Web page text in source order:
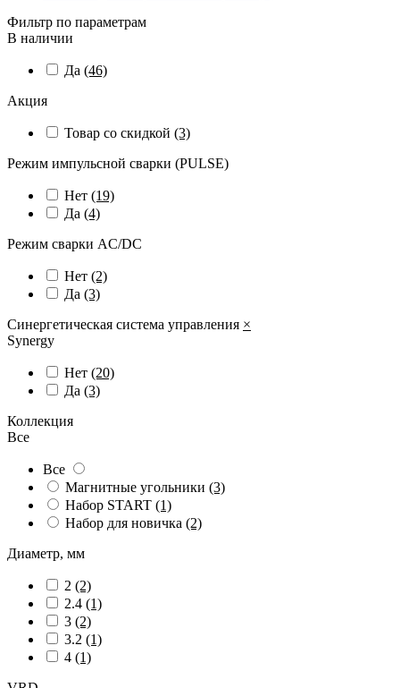
Фильтр по параметрам
В наличии
Да (46)
Акция
Товар со скидкой (3)
Режим импульсной сварки (PULSE)
Нет (19)
Да (4)
Режим сварки AC/DC
Нет (2)
Да (3)
Синергетическая система управления ×
Synergy
Нет (20)
Да (3)
Коллекция
Все
Все
Магнитные угольники (3)
Набор START (1)
Набор для новичка (2)
Диаметр, мм
2 (2)
2.4 (1)
3 (2)
3.2 (1)
4 (1)